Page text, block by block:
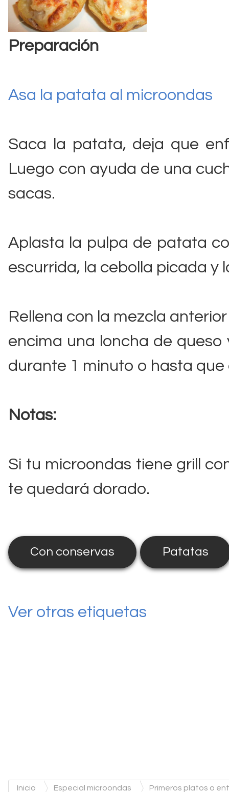
Preparación
Asa la patata al microondas
Saca la patata, deja que
Luego con ayuda de una
sacas.
Aplasta la pulpa de patata
escurrida, la cebolla picada y
Rellena con la mezcla
encima una loncha de
durante 1 minuto o hasta
Notas:
Si tu microondas tiene grill
te quedará dorado.
Con conservas Patatas
Ver otras etiquetas
Inicio Especial microondas Primeros platos o